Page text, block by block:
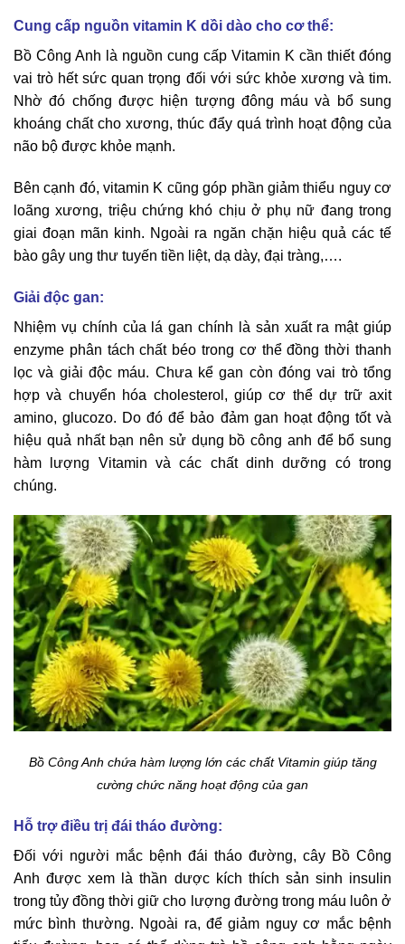
Cung cấp nguồn vitamin K dồi dào cho cơ thể:
Bồ Công Anh là nguồn cung cấp Vitamin K cần thiết đóng
vai trò hết sức quan trọng đối với sức khỏe xương và tim.
Nhờ đó chống được hiện tượng đông máu và bổ sung
khoáng chất cho xương, thúc đẩy quá trình hoạt động của
não bộ được khỏe mạnh.
Bên cạnh đó, vitamin K cũng góp phần giảm thiểu nguy cơ
loãng xương, triệu chứng khó chịu ở phụ nữ đang trong
giai đoạn mãn kinh. Ngoài ra ngăn chặn hiệu quả các tế
bào gây ung thư tuyến tiền liệt, dạ dày, đại tràng,….
Giải độc gan:
Nhiệm vụ chính của lá gan chính là sản xuất ra mật giúp
enzyme phân tách chất béo trong cơ thể đồng thời thanh
lọc và giải độc máu. Chưa kể gan còn đóng vai trò tổng
hợp và chuyển hóa cholesterol, giúp cơ thể dự trữ axit
amino, glucozo. Do đó để bảo đảm gan hoạt động tốt và
hiệu quả nhất bạn nên sử dụng bồ công anh để bổ sung
hàm lượng Vitamin và các chất dinh dưỡng có trong
chúng.
Bồ Công Anh chứa hàm lượng lớn các chất Vitamin giúp tăng
cường chức năng hoạt động của gan
Hỗ trợ điều trị đái tháo đường:
Đối với người mắc bệnh đái tháo đường, cây Bồ Công
Anh được xem là thần dược kích thích sản sinh insulin
trong tủy đồng thời giữ cho lượng đường trong máu luôn ở
mức bình thường. Ngoài ra, để giảm nguy cơ mắc bệnh